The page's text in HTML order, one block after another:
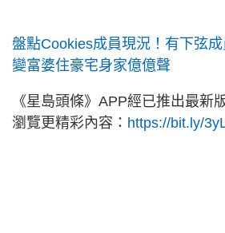
盤點Cookies成員現況！有下弦
變富婆住豪宅身家億億聲
《星島頭條》APP經已推出最新
瀏覽更精彩內容： https://bit.ly/